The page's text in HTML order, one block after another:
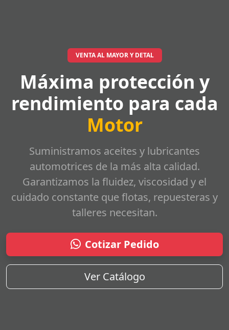
VENTA AL MAYOR Y DETAL
Máxima protección y
rendimiento para cada
Motor
Suministramos aceites y lubricantes
automotrices de la más alta calidad.
Garantizamos la fluidez, viscosidad y el
cuidado constante que flotas, repuesteras y
talleres necesitan.
Cotizar Pedido
Ver Catálogo